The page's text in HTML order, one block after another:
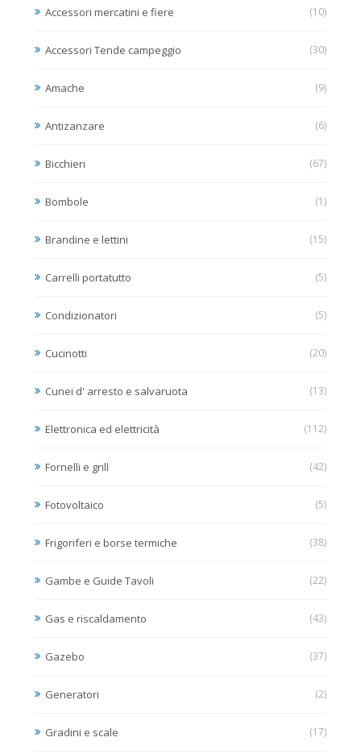
Accessori mercatini e fiere (10)
Accessori Tende campeggio (30)
Amache (9)
Antizanzare (6)
Bicchieri (67)
Bombole (1)
Brandine e lettini (15)
Carrelli portatutto (5)
Condizionatori (5)
Cucinotti (20)
Cunei d' arresto e salvaruota (13)
Elettronica ed elettricità (112)
Fornelli e grill (42)
Fotovoltaico (5)
Frigoriferi e borse termiche (38)
Gambe e Guide Tavoli (22)
Gas e riscaldamento (43)
Gazebo (37)
Generatori (2)
Gradini e scale (17)